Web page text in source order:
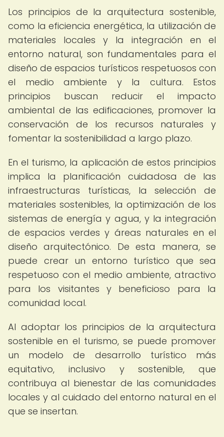
Los principios de la arquitectura sostenible,
como la eficiencia energética, la utilización de
materiales locales y la integración en el
entorno natural, son fundamentales para el
diseño de espacios turísticos respetuosos con
el medio ambiente y la cultura. Estos
principios buscan reducir el impacto
ambiental de las edificaciones, promover la
conservación de los recursos naturales y
fomentar la sostenibilidad a largo plazo.
En el turismo, la aplicación de estos principios
implica la planificación cuidadosa de las
infraestructuras turísticas, la selección de
materiales sostenibles, la optimización de los
sistemas de energía y agua, y la integración
de espacios verdes y áreas naturales en el
diseño arquitectónico. De esta manera, se
puede crear un entorno turístico que sea
respetuoso con el medio ambiente, atractivo
para los visitantes y beneficioso para la
comunidad local.
Al adoptar los principios de la arquitectura
sostenible en el turismo, se puede promover
un modelo de desarrollo turístico más
equitativo, inclusivo y sostenible, que
contribuya al bienestar de las comunidades
locales y al cuidado del entorno natural en el
que se insertan.